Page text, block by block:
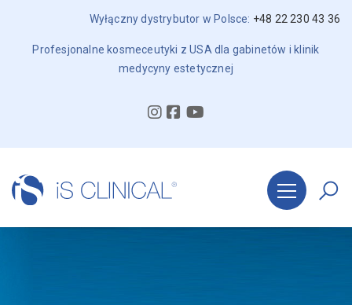
Wyłączny dystrybutor w Polsce: +48 22 230 43 36
Profesjonalne kosmeceutyki z USA dla gabinetów i klinik
medycyny estetycznej